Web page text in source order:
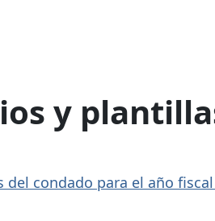
y
condado para el año